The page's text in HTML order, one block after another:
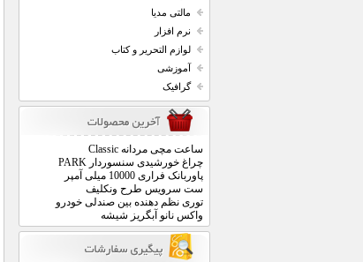
مالتی مدیا
نرم افزار
لوازم التحریر و کتاب
آموزشی
گرافیک
ساعت مچی مردانه Classic
چراغ خورشیدی سنسوردار PARK
پاوربانک فراری 10000 میلی آمپر
ست سرویس طرح ونکلیف
توری نظم دهنده بین صندلی خودرو
واکس نانو آبگریز شیشه